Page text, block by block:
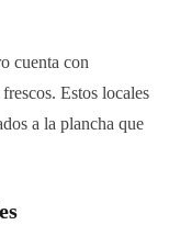
cuenta con
Estos locales
a la plancha que